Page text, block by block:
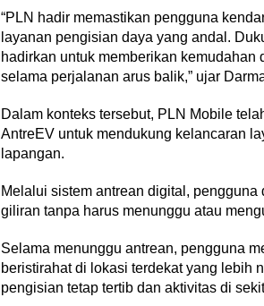
“PLN hadir memastikan pengguna
layanan pengisian daya yang andal.
hadirkan untuk memberikan kemudahan
selama perjalanan arus balik,” ujar
Dalam konteks tersebut, PLN Mobile
AntreEV untuk mendukung kelancaran
lapangan.
Melalui sistem antrean digital,
giliran tanpa harus menunggu atau
Selama menunggu antrean, pengguna
beristirahat di lokasi terdekat yang lebih
pengisian tetap tertib dan aktivitas di